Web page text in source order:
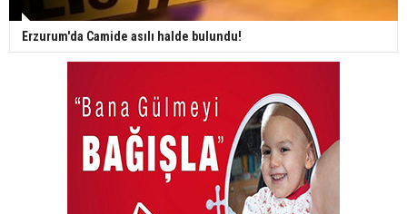
Erzurum'da Camide asılı halde bulundu!